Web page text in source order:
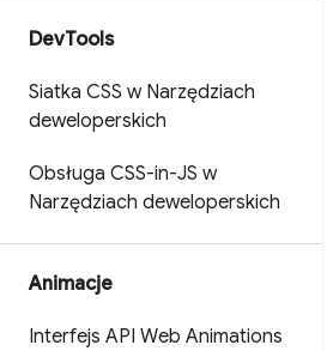
DevTools
Siatka CSS w Narzędziach
deweloperskich
Obsługa CSS-in-JS w
Narzędziach deweloperskich
Animacje
Interfejs API Web Animations